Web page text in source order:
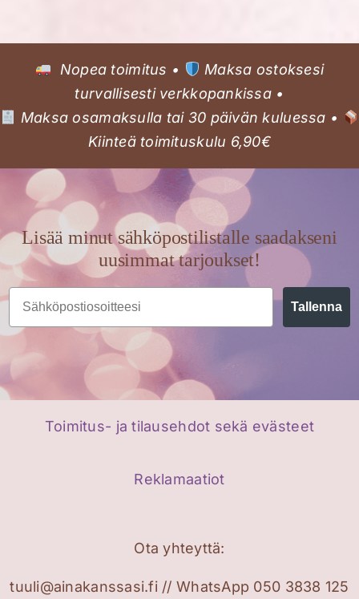
Voit
tehdä
valinnat
tuotteen
sivulla.
Nopea toimitus •
Maksa ostoksesi
turvallisesti verkkopankissa •
Maksa osamaksulla tai 30 päivän kuluessa •
Kiinteä toimituskulu 6,90€
Lisää minut sähköpostilistalle saadakseni
uusimmat tarjoukset!
Email
Tallenna
Toimitus- ja tilausehdot sekä evästeet
Reklamaatiot
Ota yhteyttä:
tuuli@ainakanssasi.fi // WhatsApp 050 3838 125